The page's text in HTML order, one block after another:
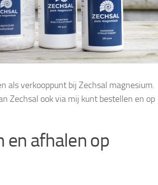
als verkooppunt bij Zechsal magnesium.
Zechsal ook via mij kunt bestellen en op
en afhalen op